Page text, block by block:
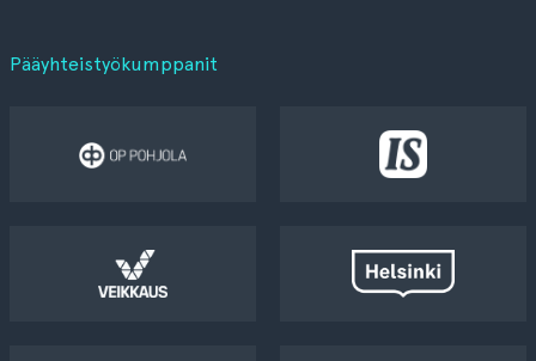
Pääyhteistyökumppanit